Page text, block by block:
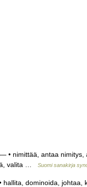
— • nimittää, antaa nimitys,
valita …
Suomi sanakirja
hallita, dominoida, johtaa,